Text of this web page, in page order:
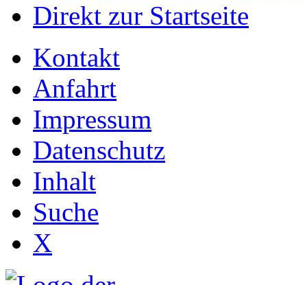
Direkt zur Startseite
Kontakt
Anfahrt
Impressum
Datenschutz
Inhalt
Suche
X